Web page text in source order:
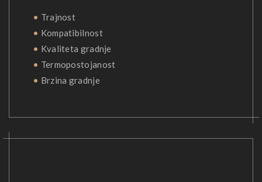
• Trajnost
• Kompatibilnost
• Kvaliteta gradnje
• Termopostojanost
• Brzina gradnje